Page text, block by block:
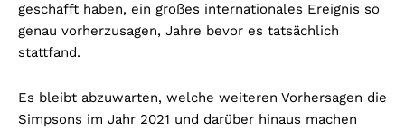
geschafft haben, ein großes internationales Ereignis so
genau vorherzusagen, Jahre bevor es tatsächlich
stattfand.
Es bleibt abzuwarten, welche weiteren Vorhersagen die
Simpsons im Jahr 2021 und darüber hinaus machen